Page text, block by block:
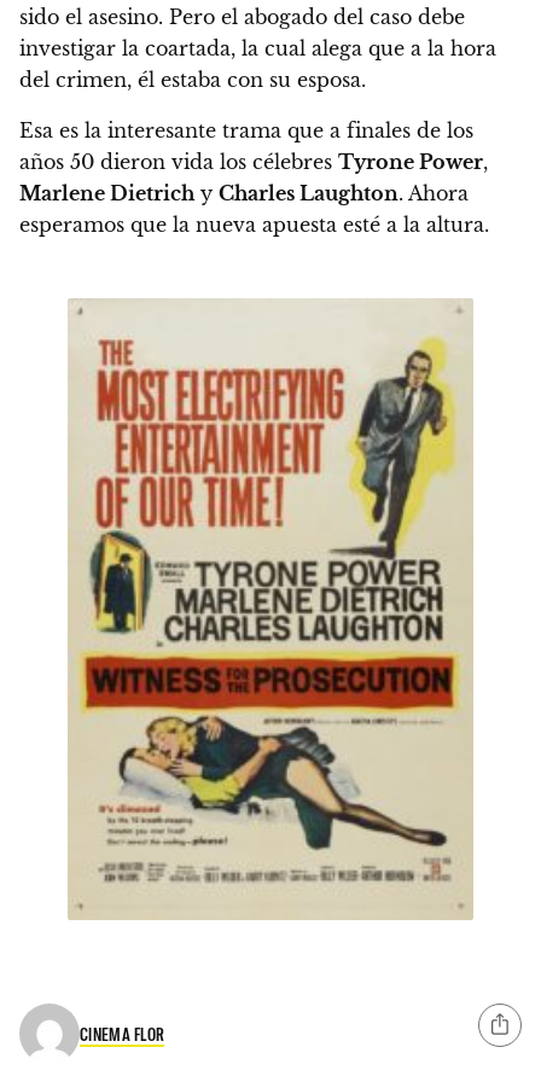
sido el asesino. Pero el abogado del caso debe
investigar la coartada, la cual alega que a la hora
del crimen, él estaba con su esposa.
Esa es la interesante trama que a finales de los
años 50 dieron vida los célebres Tyrone Power,
Marlene Dietrichy Charles Laughton. Ahora
esperamos que la nueva apuesta esté a la altura.
CINEMA FLOR